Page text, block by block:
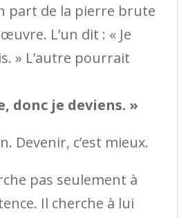
part de la pierre brute
L’un dit : « Je
» L’autre pourrait
donc je deviens. »
Devenir, c’est mieux.
pas seulement à
Il cherche à lui